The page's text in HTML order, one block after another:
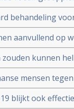
van
behandeling
19 verbetert
aanvullend op
19 -
kunnen
mensen
dan
blijkt ook